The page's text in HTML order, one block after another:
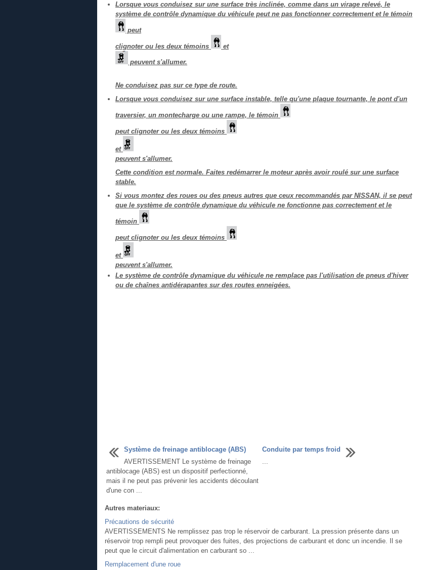
Lorsque vous conduisez sur une surface très inclinée, comme dans un virage relevé, le
système de contrôle dynamique du véhicule peut ne pas fonctionner correctement et le témoin
peut
clignoter ou les deux témoins et
peuvent s'allumer.
Ne conduisez pas sur ce type de route.
Lorsque vous conduisez sur une surface instable, telle qu'une plaque tournante, le pont d'un
traversier, un montecharge ou une rampe, le témoin
peut clignoter ou les deux témoins
et
peuvent s'allumer.
Cette condition est normale. Faites redémarrer le moteur après avoir roulé sur une surface
stable.
Si vous montez des roues ou des pneus autres que ceux recommandés par NISSAN, il se peut
que le système de contrôle dynamique du véhicule ne fonctionne pas correctement et le
témoin
peut clignoter ou les deux témoins
et
peuvent s'allumer.
Le système de contrôle dynamique du véhicule ne remplace pas l'utilisation de pneus d'hiver
ou de chaînes antidérapantes sur des routes enneigées.
Système de freinage antiblocage (ABS)
AVERTISSEMENT Le système de freinage
antiblocage (ABS) est un dispositif perfectionné,
mais il ne peut pas prévenir les accidents découlant
d'une con ...
Conduite par temps froid
...
Autres materiaux:
Précautions de sécurité
AVERTISSEMENTS Ne remplissez pas trop le réservoir de carburant. La pression présente dans un
réservoir trop rempli peut provoquer des fuites, des projections de carburant et donc un incendie. Il se
peut que le circuit d'alimentation en carburant so ...
Remplacement d'une roue